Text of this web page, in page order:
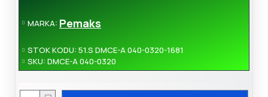
MARKA: Pemaks
STOK KODU: 51.S DMCE-A 040-0320-1681
SKU: DMCE-A 040-0320